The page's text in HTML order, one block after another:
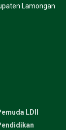
Lamongan
LDII